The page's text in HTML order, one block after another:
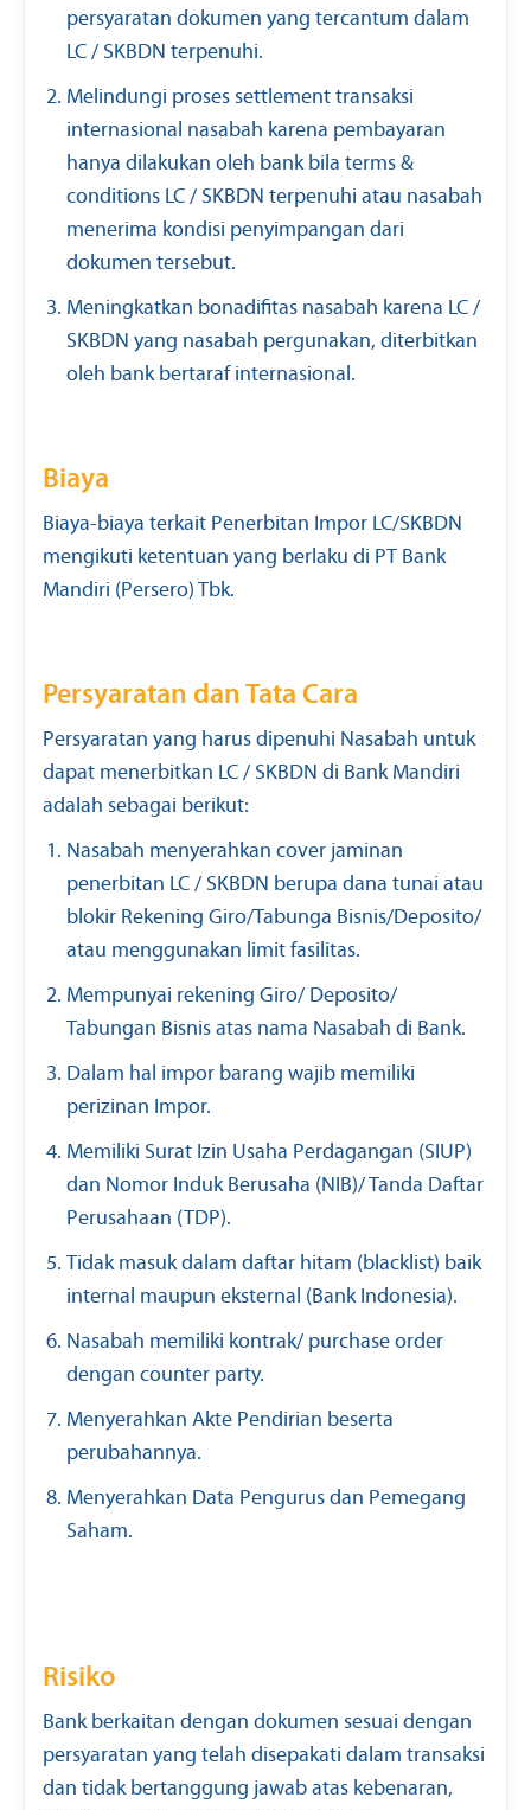
persyaratan dokumen yang tercantum dalam
LC / SKBDN terpenuhi.
Melindungi proses settlement transaksi
internasional nasabah karena pembayaran
hanya dilakukan oleh bank bila terms &
conditions LC / SKBDN terpenuhi atau nasabah
menerima kondisi penyimpangan dari
dokumen tersebut.
Meningkatkan bonadifitas nasabah karena LC /
SKBDN yang nasabah pergunakan, diterbitkan
oleh bank bertaraf internasional.
Biaya
Biaya-biaya terkait Penerbitan Impor LC/SKBDN
mengikuti ketentuan yang berlaku di PT Bank
Mandiri (Persero) Tbk.
Persyaratan dan Tata Cara
Persyaratan yang harus dipenuhi Nasabah untuk
dapat menerbitkan LC / SKBDN di Bank Mandiri
adalah sebagai berikut:
Nasabah menyerahkan cover jaminan
penerbitan LC / SKBDN berupa dana tunai atau
blokir Rekening Giro/Tabunga Bisnis/Deposito/
atau menggunakan limit fasilitas.
Mempunyai rekening Giro/ Deposito/
Tabungan Bisnis atas nama Nasabah di Bank.
Dalam hal impor barang wajib memiliki
perizinan Impor.
Memiliki Surat Izin Usaha Perdagangan (SIUP)
dan Nomor Induk Berusaha (NIB)/ Tanda Daftar
Perusahaan (TDP).
Tidak masuk dalam daftar hitam (blacklist) baik
internal maupun eksternal (Bank Indonesia).
Nasabah memiliki kontrak/ purchase order
dengan counter party.
Menyerahkan Akte Pendirian beserta
perubahannya.
Menyerahkan Data Pengurus dan Pemegang
Saham.
Risiko
Bank berkaitan dengan dokumen sesuai dengan
persyaratan yang telah disepakati dalam transaksi
dan tidak bertanggung jawab atas kebenaran,